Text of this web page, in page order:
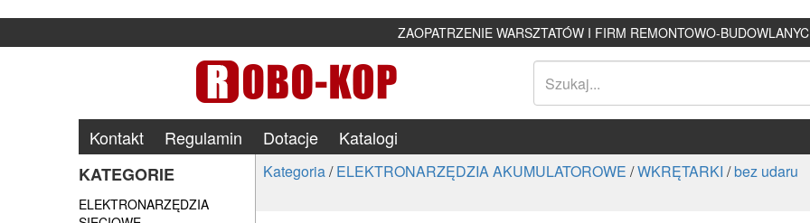
ZAOPATRZENIE WARSZTATÓW I FIRM REMONTOWO-
Kontakt Regulamin Dotacje
Katalogi
KATEGORIE
ELEKTRONARZĘDZIA
Kategoria/ELEKTRONARZĘDZIA AKUMULATOROWE /WKRĘTARKI /bez udaru